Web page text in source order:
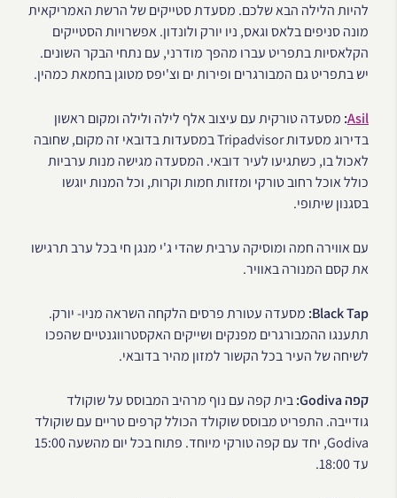
להיות הלילה הבא שלכם. מסעדת סטייקים של הרשת האמריקאית
מונה סניפים בלאס וגאס, ניו יורק ולונדון. אפשרויות הסטייקים
הקלאסיות בתפריט עברו מהפך מודרני, עם נתחי הבקר השונים.
יש בתפריט גם המבורגרים ופירות ים וצ'יפס מטוגן בחמאת כמהין.
Asil
: מסעדה טורקית עם עיצוב אלף לילה ולילה ומקום ראשון
בדירוג מסעדות Tripadvisor במסעדות בדובאי זה מקום, שחובה
לאכול בו, כשתגיעו לעיר דובאי. המסעדה מגישה מנות ערביות
כולל אוכל רחוב טורקי ומזזות חמות וקרות, וכל המנות יוגשו
בסגנון שיתופי.
עם אווירה חמה ומוסיקה ערבית שהדי ג'י מנגן חי בכל ערב תרגישו
את קסם המנורה באוויר.
Black Tap: מסעדה עטורת פרסים הלקחה השראה מניו- יורק.
תתענגו ההמבורגרים מפנקים ושייקים האקסטרווגנטיים שהפכו
לשיחה של העיר בכל הקשור למזון מהיר בדובאי.
קפה Godiva:
בית קפה עם נוף מרהיב המבוסס על שוקולד
גודייבה. התפריט מבוסס שוקולד הכולל קרפים טריים עם שוקולד
Godiva, יחד עם קפה טורקי מיוחד. פתוח בכל יום מהשעה 15:00
עד 18:00.